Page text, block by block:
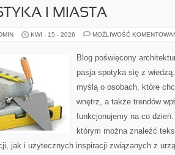
I MIASTA
KWI - 15 - 2026 MOŻLIWOŚĆ
Blog poświęcony
pasja spotyka się z
myślą o osobach, które
wnętrz, a także trendów
funkcjonujemy na co
którym można znaleźć
jak i użytecznych inspiracji związanych z